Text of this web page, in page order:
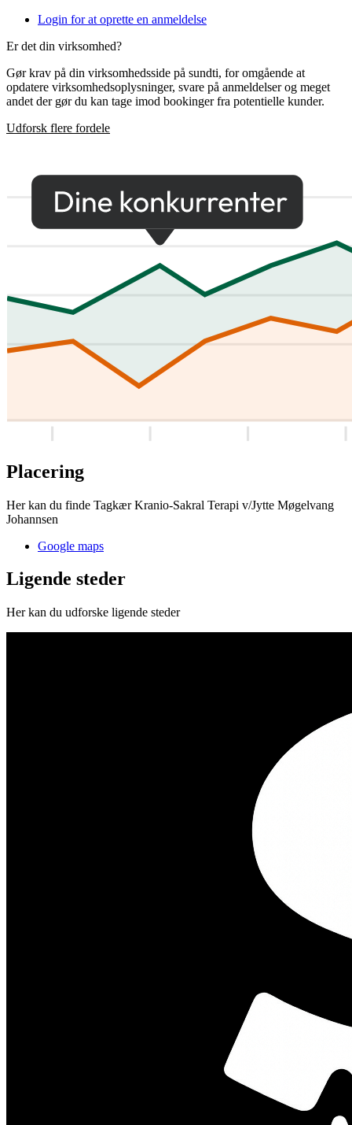
Login for at oprette en anmeldelse
Er det din virksomhed?
Gør krav på din virksomhedsside på sundti, for omgående at
opdatere virksomhedsoplysninger, svare på anmeldelser og meget
andet der gør du kan tage imod bookinger fra potentielle kunder.
Udforsk flere fordele
Placering
Her kan du finde Tagkær Kranio-Sakral Terapi v/Jytte Møgelvang
Johannsen
Google maps
Ligende steder
Her kan du udforske ligende steder